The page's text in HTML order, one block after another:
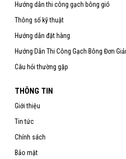
Hướng dẫn thi công gạch bông gió
Thông số kỹ thuật
Hướng dẫn đặt hàng
Hướng Dẫn Thi Công Gạch Bông Đơn
Câu hỏi thường gặp
THÔNG TIN
Giới thiệu
Tin tức
Chính sách
Bảo mật